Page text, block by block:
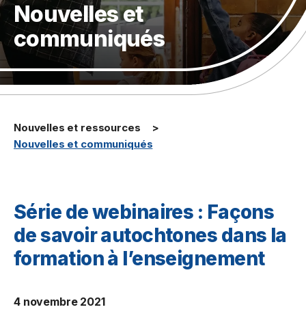
Nouvelles et
communiqués
Nouvelles et ressources
Nouvelles et communiqués
Série de webinaires : Façons
de savoir autochtones dans la
formation à l’enseignement
4 novembre 2021